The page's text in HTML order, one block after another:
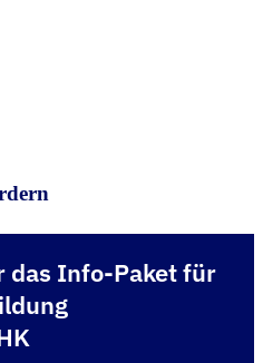
das Info-Paket für